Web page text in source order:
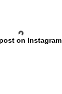
on Instagram